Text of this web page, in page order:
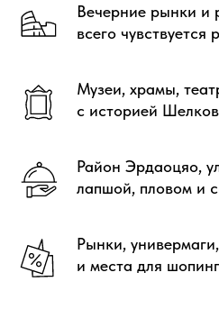
Вечерние рынки и
всего чувствуется
Музеи, храмы,
с историей
Район Эрдаоцяо,
лапшой, пловом и
Рынки,
и места для